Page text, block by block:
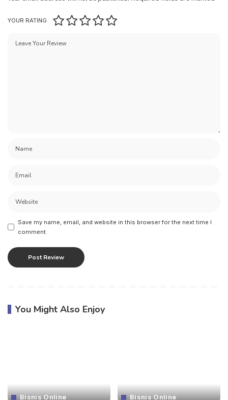
YOUR RATING
Save my name, email, and website in this browser for the next time I
comment.
You Might Also Enjoy
Bisnis Online Bisnis Online